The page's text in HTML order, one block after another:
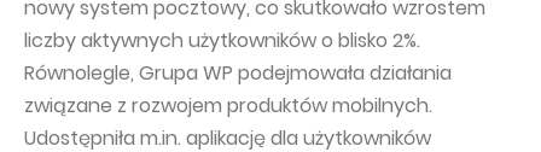
nowy system pocztowy, co skutkowało wzrostem
liczby aktywnych użytkowników o blisko 2%.
Równolegle, Grupa WP podejmowała działania
związane z rozwojem produktów mobilnych.
Udostępniła m.in. aplikację dla użytkowników